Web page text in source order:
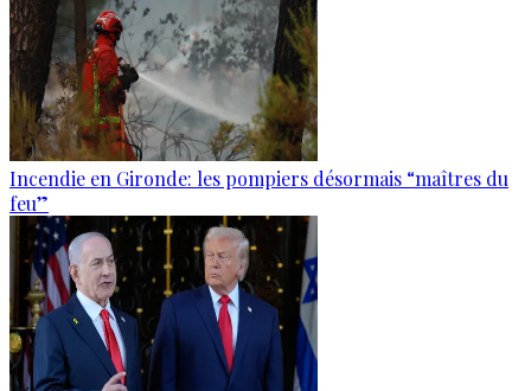
Incendie en Gironde: les pompiers désormais “maîtres du
feu”